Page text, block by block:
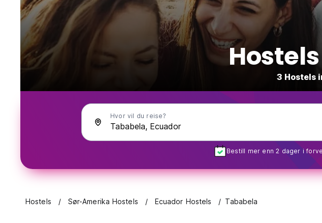
3 Hostels
Hvor vil du reise?
Bestill mer enn 2 dager i
Hostels Sør-Amerika Hostels Ecuador Hostels Tababela